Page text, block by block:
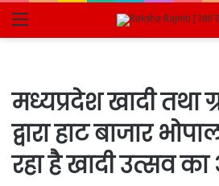
Menu
मध्यप्रदेश खादी तथा
द्वारा हाट बाजार
रहा है खादी उत्सव